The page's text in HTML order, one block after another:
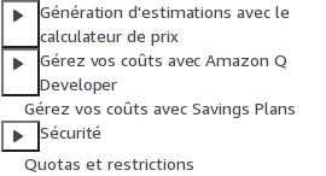
Génération d'estimations avec le
calculateur de prix
Gérez vos coûts avec Amazon Q
Developer
Gérez vos coûts avec Savings Plans
Sécurité
Quotas et restrictions